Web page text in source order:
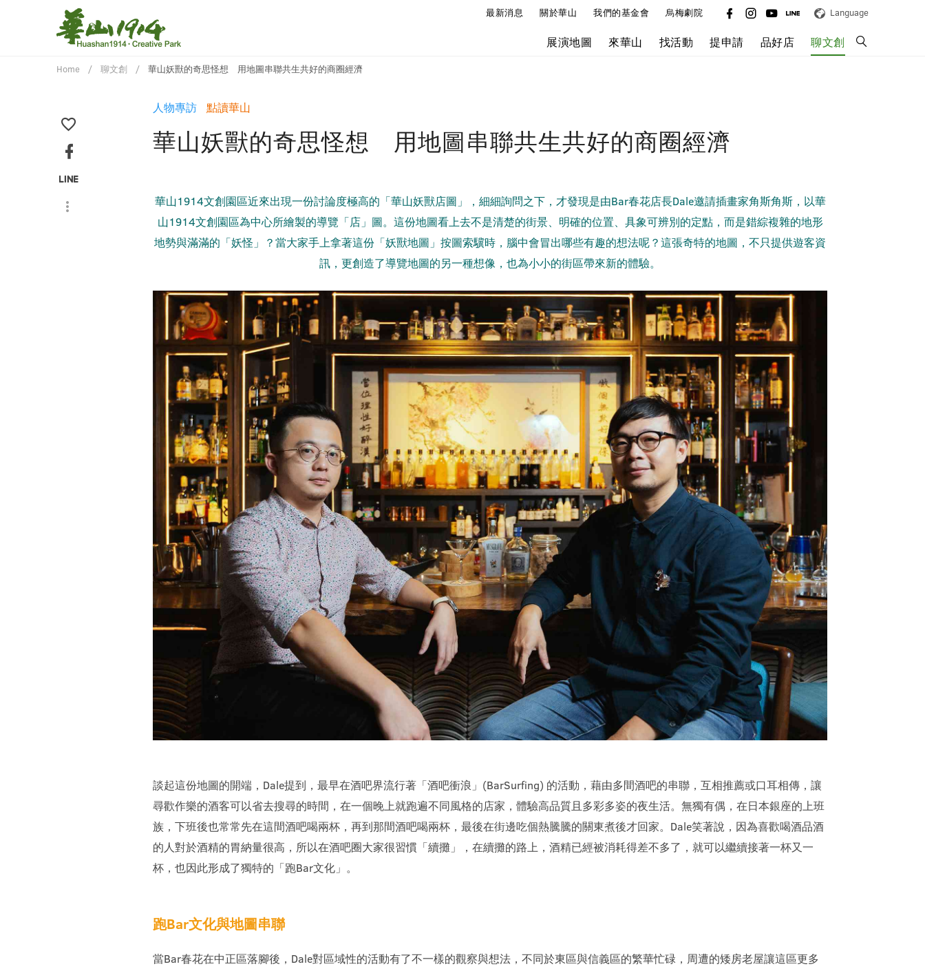
最新消息 關於華山 我們的基金會 烏梅劇院 Language
展演地圖 來華山 找活動 提申請 品好店 聊文創
Home 聊文創 華山妖獸的奇思怪想 用地圖串聯共生共好的商圈經濟
人物專訪 點讀華山
華山妖獸的奇思怪想 用地圖串聯共生共好的商圈經濟
華山1914文創園區近來出現一份討論度極高的「華山妖獸店圖」，細細詢問之下，才發現是由Bar春花店長Dale邀請插畫家角斯角斯，以華
山1914文創園區為中心所繪製的導覽「店」圖。這份地圖看上去不是清楚的街景、明確的位置、具象可辨別的定點，而是錯綜複雜的地形
地勢與滿滿的「妖怪」？當大家手上拿著這份「妖獸地圖」按圖索驥時，腦中會冒出哪些有趣的想法呢？這張奇特的地圖，不只提供遊客資
訊，更創造了導覽地圖的另一種想像，也為小小的街區帶來新的體驗。
談起這份地圖的開端，Dale提到，最早在酒吧界流行著「酒吧衝浪」(BarSurfing) 的活動，藉由多間酒吧的串聯，互相推薦或口耳相傳，讓
尋歡作樂的酒客可以省去搜尋的時間，在一個晚上就跑遍不同風格的店家，體驗高品質且多彩多姿的夜生活。無獨有偶，在日本銀座的上班
族，下班後也常常先在這間酒吧喝兩杯，再到那間酒吧喝兩杯，最後在街邊吃個熱騰騰的關東煮後才回家。Dale笑著說，因為喜歡喝酒品酒
的人對於酒精的胃納量很高，所以在酒吧圈大家很習慣「續攤」，在續攤的路上，酒精已經被消耗得差不多了，就可以繼續接著一杯又一
杯，也因此形成了獨特的「跑Bar文化」。
跑Bar文化與地圖串聯
當Bar春花在中正區落腳後，Dale對區域性的活動有了不一樣的觀察與想法，不同於東區與信義區的繁華忙碌，周遭的矮房老屋讓這區更多